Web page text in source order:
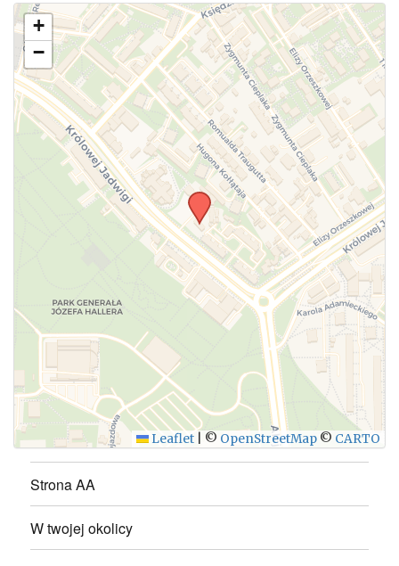
Użyj tego formularza aby przesłać informację o
zmianach w powyższym mityngu.
WYŚLIJ
+
−
Leaflet © OpenStreetMap © CARTO
Strona AA
W twojej okolicy